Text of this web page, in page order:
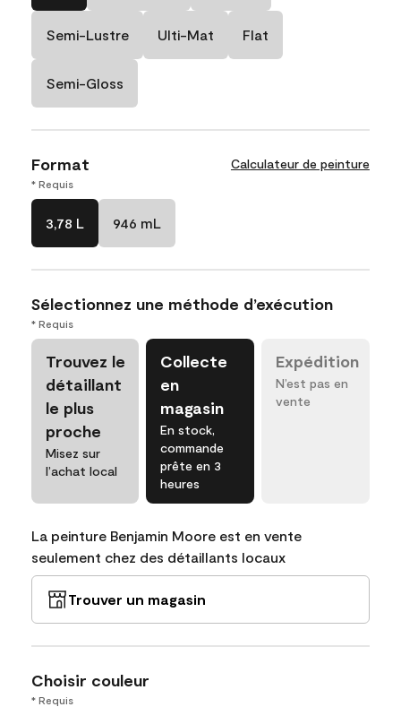
Semi-Lustre Ulti-Mat Flat
Semi-Gloss
Format Calculateur de peinture
* Requis
3,78 L 946 mL
Sélectionnez une méthode d’exécution
* Requis
Trouvez le
détaillant
le plus
proche
Misez sur
l’achat local
Collecte
en
magasin
En stock,
commande
prête en 3
heures
Expédition
N’est pas en
vente
La peinture Benjamin Moore est en vente
seulement chez des détaillants locaux
Trouver un magasin
Choisir couleur
* Requis